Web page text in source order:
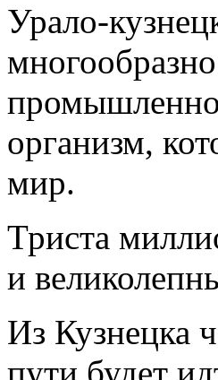
Урало-
организм,
мир.
Триста
и
Из Кузнецка
пути будет